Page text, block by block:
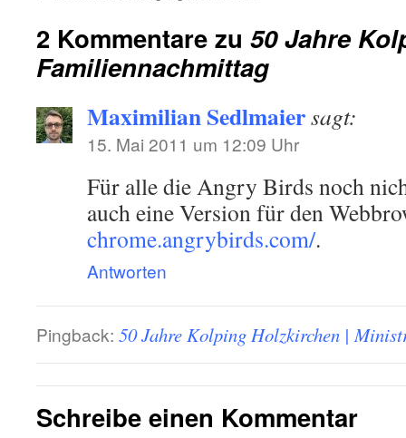
2 Kommentare zu 50 Jahre
Familiennachmittag
Maximilian Sedlmaiersagt:
15. Mai 2011 um 12:09 Uhr
Für alle die Angry Birds noch
auch eine Version für den
chrome.angrybirds.com/.
Antworten
Pingback: 50 Jahre Kolping Holzkirchen |
Schreibe einen Kommentar